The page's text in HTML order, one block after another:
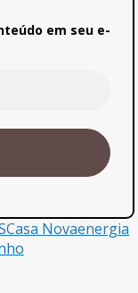
em seu e-
Casa Novaenergia